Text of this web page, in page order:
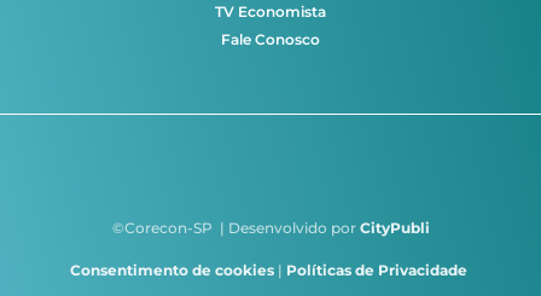
TV Economista
Fale Conosco
©Corecon-SP | Desenvolvido por CityPubli
Consentimento de cookies | Políticas de Privacidade